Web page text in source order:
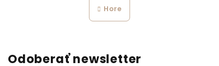
Hore
Odoberať newsletter